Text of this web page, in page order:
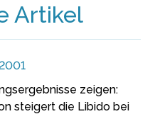
Artikel
zeigen:
steigert die Libido bei